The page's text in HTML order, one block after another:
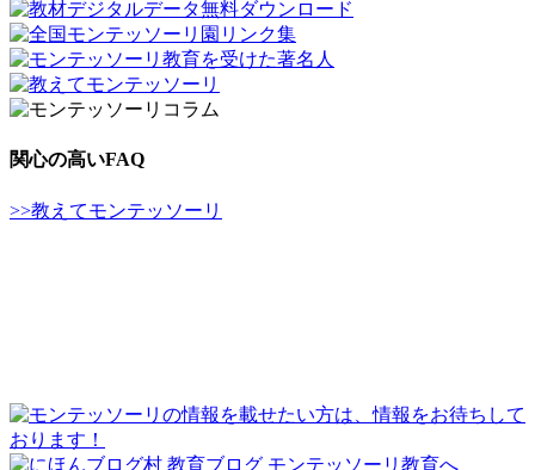
関心の高いFAQ
>>教えてモンテッソーリ